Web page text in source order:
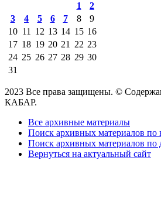
1
2
3
4 5 6 7 8
9
10 11 12 13 14 15 16
17 18 19 20 21 22 23
24 25 26 27 28 29 30
31
2023 Все права защищены. ©
КАБАР.
Все архивные материалы
Поиск архивных материалов по
Поиск архивных материалов по
Вернуться на актуальный сайт